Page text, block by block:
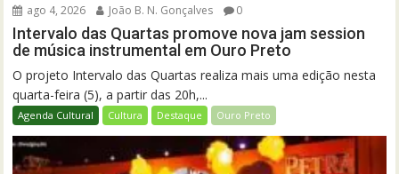
ago 4, 2026 João B. N. Gonçalves 0
Intervalo das Quartas promove nova jam session
de música instrumental em Ouro Preto
O projeto Intervalo das Quartas realiza mais uma edição nesta
quarta-feira (5), a partir das 20h,...
Agenda Cultural Cultura Destaque Ouro Preto